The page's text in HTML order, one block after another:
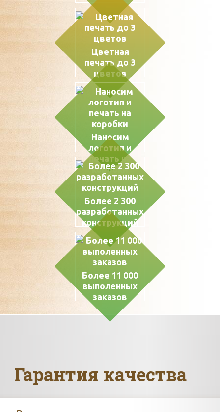
Цветная
печать до 3
цветов
Наносим
логотип и
печать на
коробки
Более 2 300
разработанных
конструкций
Более 11 000
выполенных
заказов
Гарантия качества